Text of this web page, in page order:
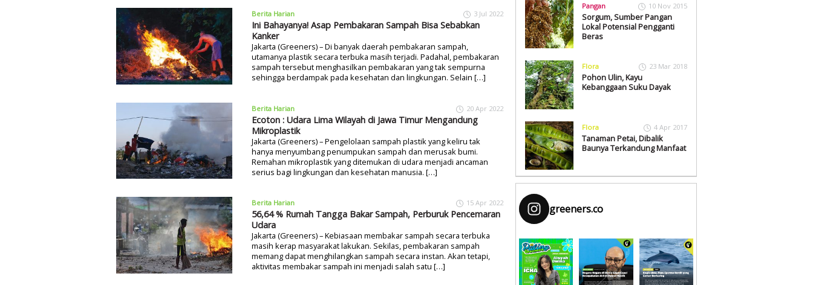
Berita Harian 3 Jul 2022
Ini Bahayanya! Asap Pembakaran Sampah Bisa Sebabkan
Kanker
Jakarta (Greeners) – Di banyak daerah pembakaran sampah,
utamanya plastik secara terbuka masih terjadi. Padahal, pembakaran
sampah tersebut menghasilkan pembakaran yang tak sempurna
sehingga berdampak pada kesehatan dan lingkungan. Selain […]
Berita Harian 20 Apr 2022
Ecoton : Udara Lima Wilayah di Jawa Timur Mengandung
Mikroplastik
Jakarta (Greeners) – Pengelolaan sampah plastik yang keliru tak
hanya menyumbang penumpukan sampah dan merusak bumi.
Remahan mikroplastik yang ditemukan di udara menjadi ancaman
serius bagi lingkungan dan kesehatan manusia. […]
Berita Harian 15 Apr 2022
56,64 % Rumah Tangga Bakar Sampah, Perburuk Pencemaran
Udara
Jakarta (Greeners) – Kebiasaan membakar sampah secara terbuka
masih kerap masyarakat lakukan. Sekilas, pembakaran sampah
memang dapat menghilangkan sampah secara instan. Akan tetapi,
aktivitas membakar sampah ini menjadi salah satu […]
Pangan 10 Nov 2015
Sorgum, Sumber Pangan
Lokal Potensial Pengganti
Beras
Flora 23 Mar 2018
Pohon Ulin, Kayu
Kebanggaan Suku Dayak
Flora 4 Apr 2017
Tanaman Petai, Dibalik
Baunya Terkandung Manfaat
greeners.co